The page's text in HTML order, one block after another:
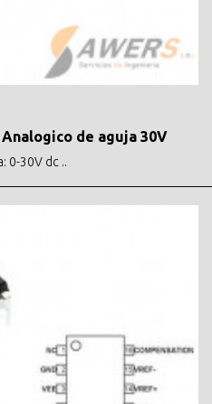
de aguja 30V
0-30V dc ..